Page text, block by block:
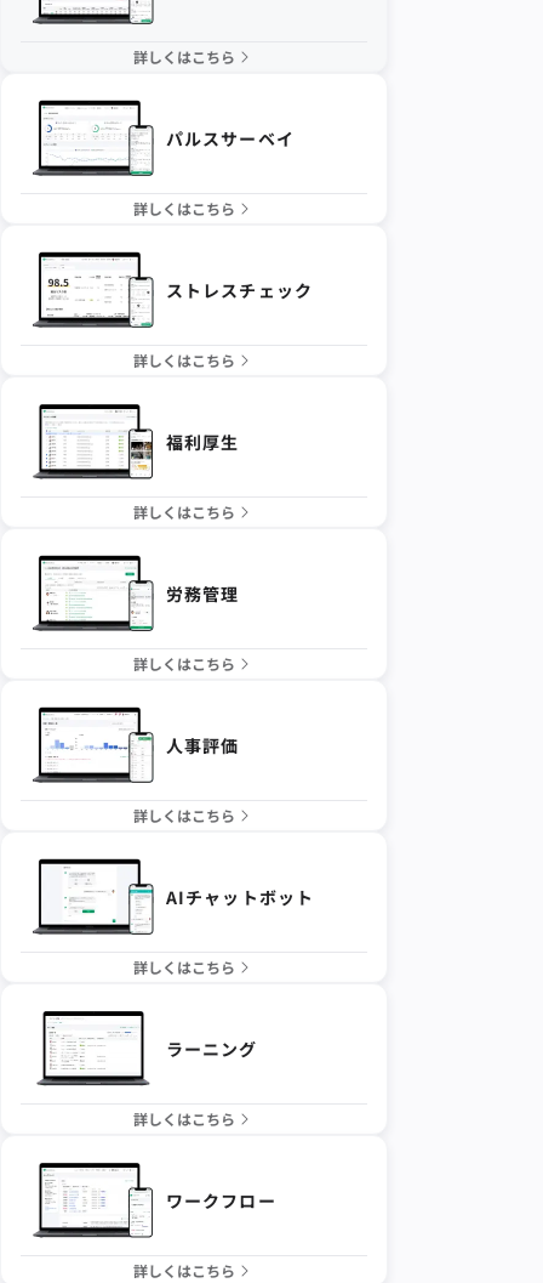
詳しくはこちら
パルスサーベイ
詳しくはこちら
ストレスチェック
詳しくはこちら
福利厚生
詳しくはこちら
労務管理
詳しくはこちら
人事評価
詳しくはこちら
AIチャットボット
詳しくはこちら
ラーニング
詳しくはこちら
ワークフロー
詳しくはこちら